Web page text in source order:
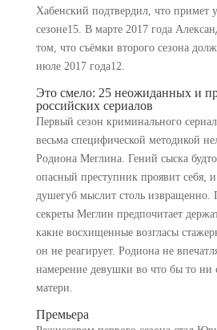
Хабенский подтвердил, что примет
сезоне15. В марте 2017 года
том, что съёмки второго сезона
июле 2017 года12.
Это смело: 25 неожиданных и
российских сериалов
Первый сезон криминального
весьма специфической методикой
Родиона Меглина. Гений сыска будто
опасный преступник проявит себя,
душегуб мыслит столь извращенно.
секреты Меглин предпочитает
какие восхищенные возгласы
он не реагирует. Родиона не
намерение девушки во что бы то ни
матери.
Премьера